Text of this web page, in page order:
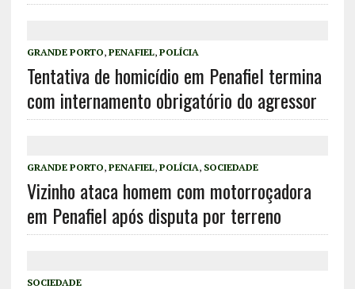
GRANDE PORTO, PENAFIEL, POLÍCIA
Tentativa de homicídio em Penafiel termina
com internamento obrigatório do agressor
GRANDE PORTO, PENAFIEL, POLÍCIA, SOCIEDADE
Vizinho ataca homem com motorroçadora
em Penafiel após disputa por terreno
SOCIEDADE